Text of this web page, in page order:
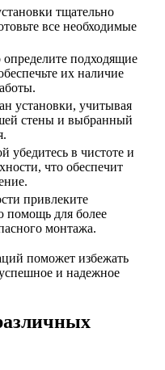
тщательно
все необходимые
подходящие
их наличие
установки, учитывая
стены и выбранный
убедитесь в чистоте и
что обеспечит
привлеките
помощь для более
монтажа.
поможет избежать
и надежное